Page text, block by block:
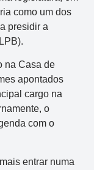
como um dos
presidir a
na Casa de
apontados
cargo na
o
com o
entrar numa